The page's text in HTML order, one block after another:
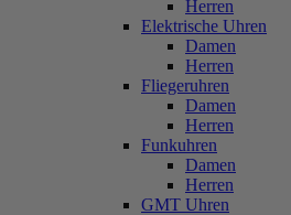
Herren
Elektrische Uhren
Damen
Herren
Fliegeruhren
Damen
Herren
Funkuhren
Damen
Herren
GMT Uhren